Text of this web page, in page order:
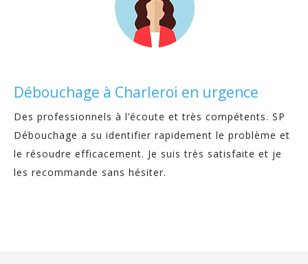
Débouchage à Charleroi en urgence
Des professionnels à l’écoute et très compétents. SP
Débouchage a su identifier rapidement le problème et
le résoudre efficacement. Je suis très satisfaite et je
les recommande sans hésiter.